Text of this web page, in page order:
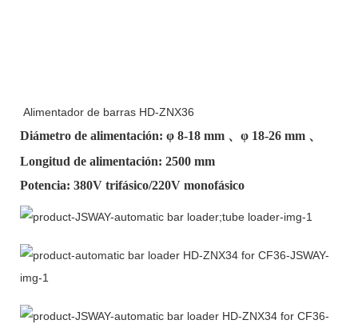
Alimentador de barras HD-ZNX36
Diámetro de alimentación: φ 8-18 mm 、φ 18-26 mm 、
Longitud de alimentación: 2500 mm
Potencia: 380V trifásico/220V monofásico